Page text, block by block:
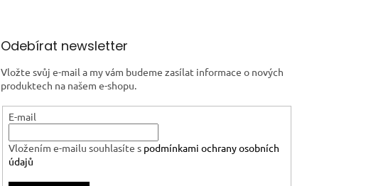
Odebírat newsletter
Vložte svůj e-mail a my vám budeme zasílat informace o nových
produktech na našem e-shopu.
E-mail
Vložením e-mailu souhlasíte s podmínkami ochrany osobních
údajů